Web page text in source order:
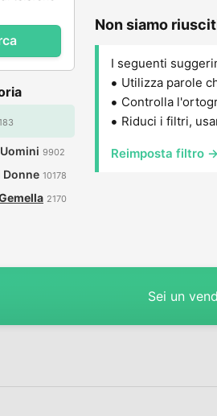
9902
Donne 10178
2170
Non siamo
I seguenti
Utilizza parole
Controlla
Riduci i filtri,
Reimposta filtro →
Sei un